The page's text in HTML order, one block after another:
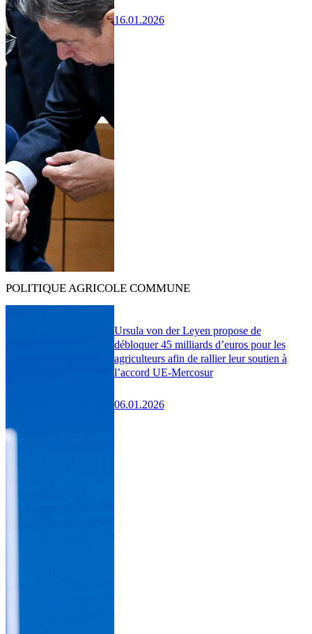
16.01.2026
POLITIQUE AGRICOLE COMMUNE
Ursula von der Leyen propose de
débloquer 45 milliards d’euros pour les
agriculteurs afin de rallier leur soutien à
l’accord UE-Mercosur
06.01.2026